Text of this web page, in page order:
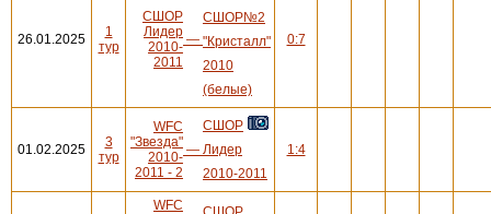
26.01.2025
1
тур
СШОР
Лидер
2010-
2011
—
СШОР№2
"Кристалл"
2010
(белые)
0:7
01.02.2025
3
тур
WFC
"Звезда"
2010-
2011 - 2
—
СШОР
Лидер
2010-2011
1:4
WFC